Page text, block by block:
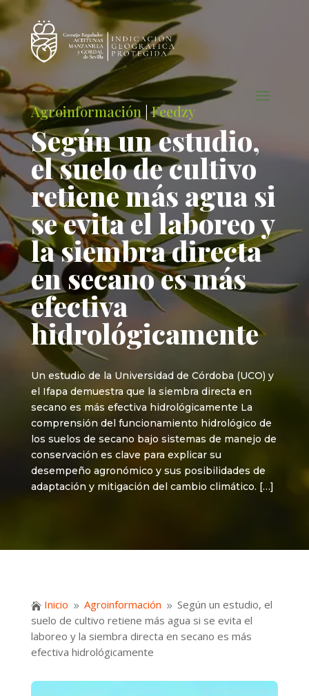
Agroinformación |Feedzy
Según un estudio,
el suelo de cultivo
retiene más agua si
se evita el laboreo y
la siembra directa
en secano es más
efectiva
hidrológicamente
Un estudio de la Universidad de Córdoba (UCO) y
el Ifapa demuestra que la siembra directa en
secano es más efectiva hidrológicamente La
comprensión del funcionamiento hidrológico de
los suelos de secano bajo sistemas de manejo de
conservación es clave para explicar su
desempeño agronómico y sus posibilidades de
adaptación y mitigación del cambio climático. […]
 Inicio 9 Agroinformación 9 Según un estudio, el
suelo de cultivo retiene más agua si se evita el
laboreo y la siembra directa en secano es más
efectiva hidrológicamente